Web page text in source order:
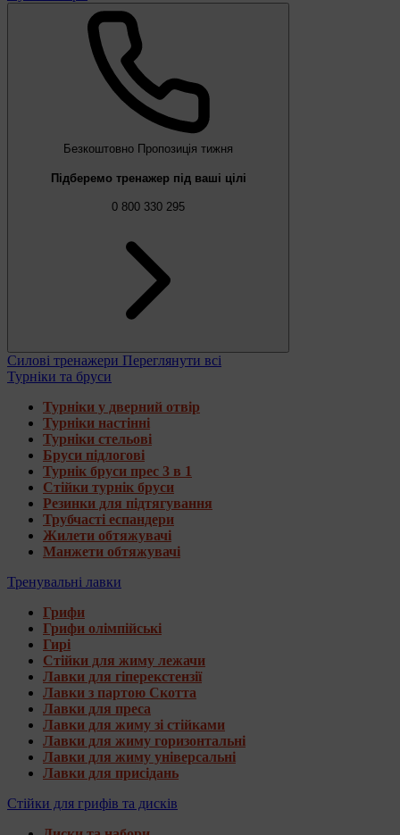
Безкоштовно Пропозиція тижня
Підберемо тренажер під ваші цілі
0 800 330 295
Силові тренажери Переглянути всі
Турніки та бруси
Турніки у дверний отвір
Турніки настінні
Турніки стельові
Бруси підлогові
Турнік бруси прес 3 в 1
Стійки турнік бруси
Резинки для підтягування
Трубчасті еспандери
Жилети обтяжувачі
Манжети обтяжувачі
Тренувальні лавки
Грифи
Грифи олімпійські
Гирі
Стійки для жиму лежачи
Лавки для гіперекстензії
Лавки з партою Скотта
Лавки для преса
Лавки для жиму зі стійками
Лавки для жиму горизонтальні
Лавки для жиму універсальні
Лавки для присідань
Стійки для грифів та дисків